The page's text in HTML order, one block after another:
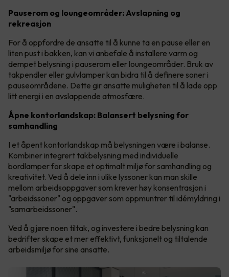
Pauserom og loungeområder: Avslapning og
rekreasjon
For å oppfordre de ansatte til å kunne ta en pause eller en
liten pust i bakken, kan vi anbefale å installere varm og
dempet belysning i pauserom eller loungeområder. Bruk av
takpendler eller gulvlamper kan bidra til å definere soner i
pauseområdene. Dette gir ansatte muligheten til å lade opp
litt energi i en avslappende atmosfære.
Åpne kontorlandskap: Balansert belysning for
samhandling
I et åpent kontorlandskap må belysningen være i balanse.
Kombiner integrert takbelysning med individuelle
bordlamper for skape et optimalt miljø for samhandling og
kreativitet. Ved å dele inn i ulike lyssoner kan man skille
mellom arbeidsoppgaver som krever høy konsentrasjon i
"arbeidssoner" og oppgaver som oppmuntrer til idémyldring i
"samarbeidssoner".
Ved å gjøre noen tiltak, og investere i bedre belysning kan
bedrifter skape et mer effektivt, funksjonelt og tiltalende
arbeidsmiljø for sine ansatte.